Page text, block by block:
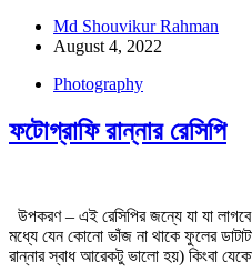
Md Shouvikur Rahman
August 4, 2022
Photography
ফটোগ্রাফি রান্নার রেসিপি
উপকরণ – এই রেসিপির জন্যে যা যা
মধ্যে যেন কোনো ভাঁজ না থাকে ফুলের
রান্নার স্বাধ আরেকটু ভালো হয়) কিংবা